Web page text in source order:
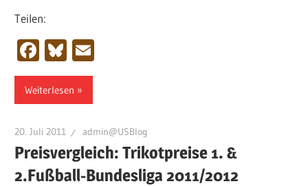
Teilen:
Facebook
Bluesky
Weiterlesen
20. Juli 2011 admin@USBlog
Preisvergleich: Trikotpreise 1. &
2.Fußball-Bundesliga 2011/2012